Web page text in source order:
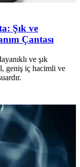
Şık ve
Çantası
ve şık
geniş iç hacimli ve